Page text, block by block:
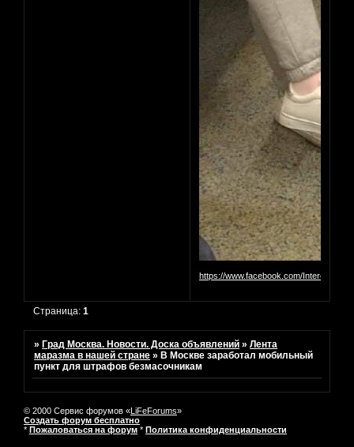
https://www.facebook.com/
Страница:1
»Град Москва. Новости. Доска объявлений »Лента
маразма в нашей стране »В Москве заработал мобильный
пункт для штрафов безмасочникам
© 2000 Сервис форумов «LiFeForums»
Создать форум бесплатно
* Пожаловаться на форум * Политика конфиденциальности